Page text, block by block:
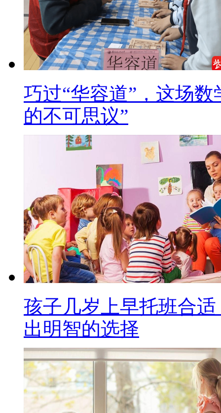
巧过“华容道”，这场
的不可思议”
孩子几岁上早托班合
出明智的选择